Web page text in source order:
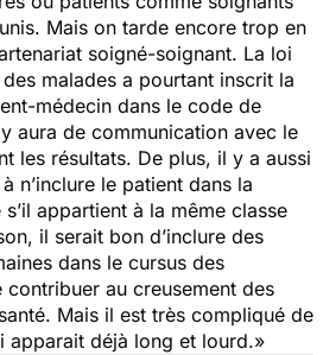
Mais on tarde encore trop en
soigné-soignant. La loi
malades a pourtant inscrit la
médecin dans le code de
aura de communication avec le
les résultats. De plus, il y a aussi
n’inclure le patient dans la
appartient à la même classe
il serait bon d’inclure des
dans le cursus des
contribuer au creusement des
Mais il est très compliqué de
apparait déjà long et lourd.»